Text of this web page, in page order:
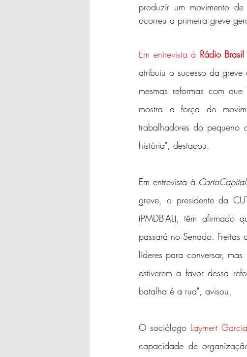
produzir um movimento
ocorreu a primeira greve
Em entrevista à Rádio
atribuiu o sucesso da
mesmas reformas com
mostra a força do
trabalhadores do pequeno
história", destacou.
Em entrevista à CartaCapital
greve, o presidente da
(PMDB-AL), têm
passará no Senado. Freitas
líderes para conversar,
estiverem a favor dessa
batalha é a rua", avisou.
O sociólogo Laymert
capacidade de